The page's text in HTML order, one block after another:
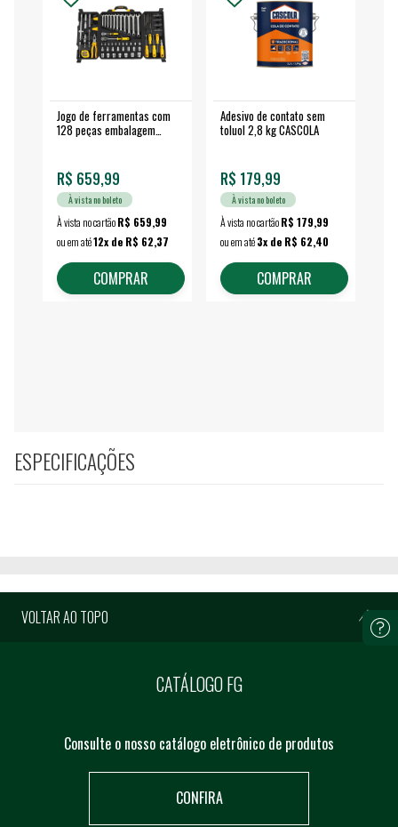
Jogo de ferramentas com
128 peças embalagem
R$ 659,99
À vista no boleto
À vista no cartãoR$ 659,99
ou em até12x de R$ 62,37
COMPRAR
Adesivo de contato sem
toluol 2,8 kg CASCOLA
R$ 179,99
À vista no boleto
À vista no cartãoR$ 179,99
ou em até3x de R$ 62,40
COMPRAR
ESPECIFICAÇÕES
VOLTAR AO TOPO
CATÁLOGO FG
Consulte o nosso catálogo eletrônico de produtos
CONFIRA